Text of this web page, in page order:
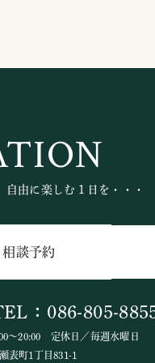
由に楽しむ１日を・・・
談予約
：086-805-
～20:00 定休日／毎週水曜日
表町1丁目831-1